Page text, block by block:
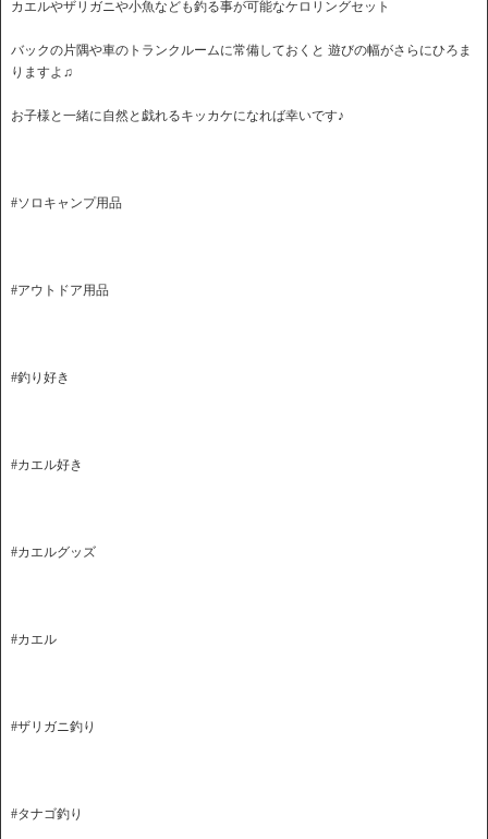
カエルやザリガニや小魚なども釣る事が可能なケロリングセット
バックの片隅や車のトランクルームに常備しておくと 遊びの幅がさらにひろま
りますよ♫
お子様と一緒に自然と戯れるキッカケになれば幸いです♪
#ソロキャンプ用品
#アウトドア用品
#釣り好き
#カエル好き
#カエルグッズ
#カエル
#ザリガニ釣り
#タナゴ釣り